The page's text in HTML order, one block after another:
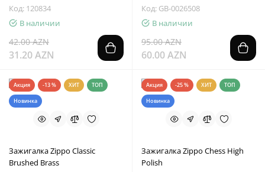
Код: 120834
В наличии
42.00 AZN
31.20 AZN
Код: GB-0026508
В наличии
95.00 AZN
60.00 AZN
Акция -13 % ХИТ ТОП
Новинка
Зажигалка Zippo Classic
Brushed Brass
Акция -25 % ХИТ ТОП
Новинка
Зажигалка Zippo Chess High
Polish